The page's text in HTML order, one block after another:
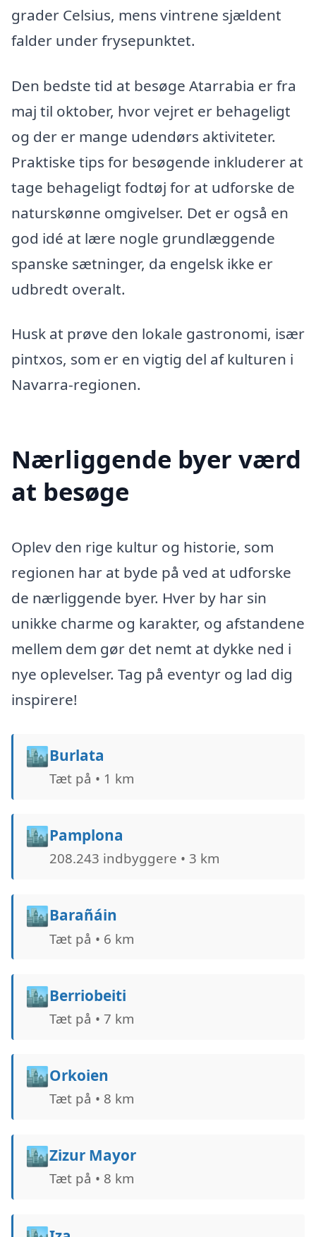
grader Celsius, mens vintrene sjældent
falder under frysepunktet.
Den bedste tid at besøge Atarrabia er fra
maj til oktober, hvor vejret er behageligt
og der er mange udendørs aktiviteter.
Praktiske tips for besøgende inkluderer at
tage behageligt fodtøj for at udforske de
naturskønne omgivelser. Det er også en
god idé at lære nogle grundlæggende
spanske sætninger, da engelsk ikke er
udbredt overalt.
Husk at prøve den lokale gastronomi, især
pintxos, som er en vigtig del af kulturen i
Navarra-regionen.
Nærliggende byer værd
at besøge
Oplev den rige kultur og historie, som
regionen har at byde på ved at udforske
de nærliggende byer. Hver by har sin
unikke charme og karakter, og afstandene
mellem dem gør det nemt at dykke ned i
nye oplevelser. Tag på eventyr og lad dig
inspirere!
🏙️Burlata
Tæt på • 1 km
🏙️Pamplona
208.243 indbyggere • 3 km
🏙️Barañáin
Tæt på • 6 km
🏙️Berriobeiti
Tæt på • 7 km
🏙️Orkoien
Tæt på • 8 km
🏙️Zizur Mayor
Tæt på • 8 km